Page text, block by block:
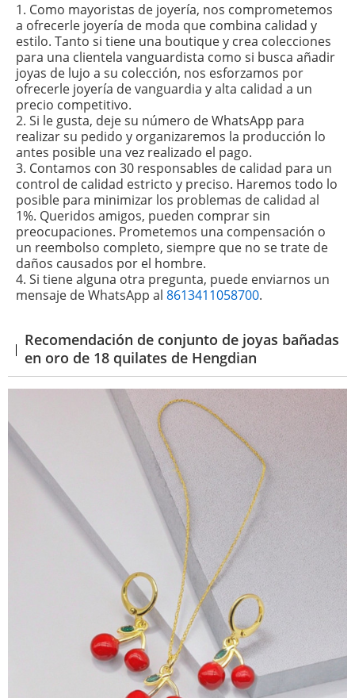
1. Como mayoristas de joyería, nos comprometemos
a ofrecerle joyería de moda que combina calidad y
estilo. Tanto si tiene una boutique y crea colecciones
para una clientela vanguardista como si busca añadir
joyas de lujo a su colección, nos esforzamos por
ofrecerle joyería de vanguardia y alta calidad a un
precio competitivo.
2. Si le gusta, deje su número de WhatsApp para
realizar su pedido y organizaremos la producción lo
antes posible una vez realizado el pago.
3. Contamos con 30 responsables de calidad para un
control de calidad estricto y preciso. Haremos todo lo
posible para minimizar los problemas de calidad al
1%. Queridos amigos, pueden comprar sin
preocupaciones. Prometemos una compensación o
un reembolso completo, siempre que no se trate de
daños causados ​​por el hombre.
4. Si tiene alguna otra pregunta, puede enviarnos un
mensaje de WhatsApp al 8613411058700.
Recomendación de conjunto de joyas bañadas
en oro de 18 quilates de Hengdian